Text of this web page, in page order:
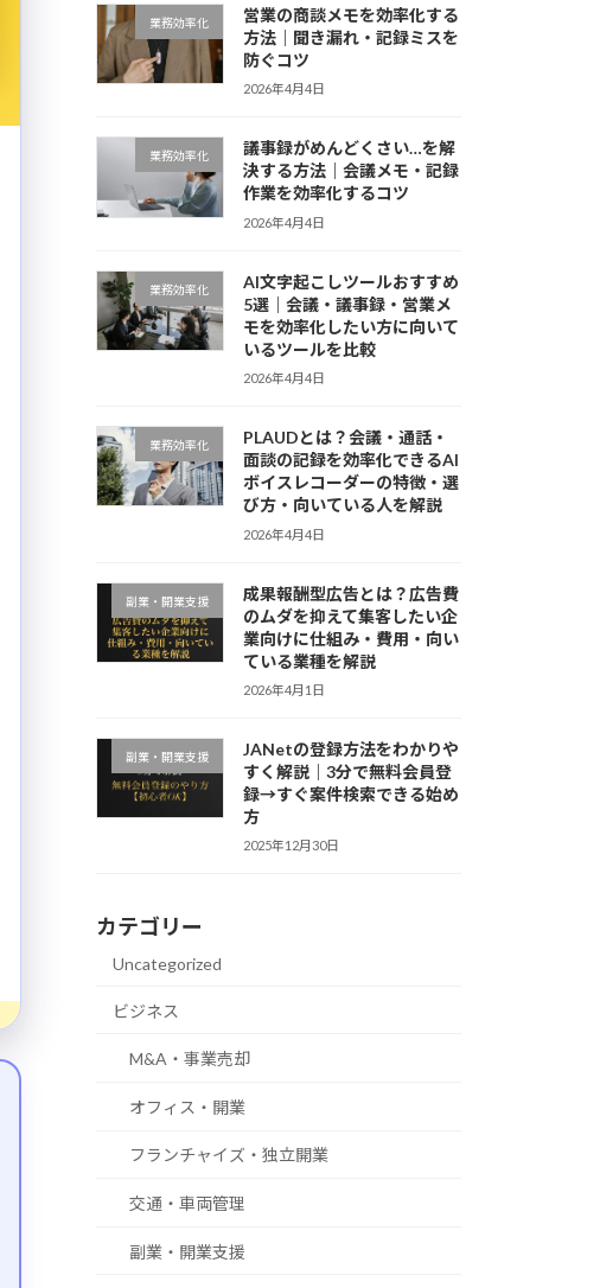
業務効率化
営業の商談メモを効率化する
方法｜聞き漏れ・記録ミスを
防ぐコツ
2026年4月4日
業務効率化
議事録がめんどくさい…を解
決する方法｜会議メモ・記録
作業を効率化するコツ
2026年4月4日
業務効率化
AI文字起こしツールおすすめ
5選｜会議・議事録・営業メ
モを効率化したい方に向いて
いるツールを比較
2026年4月4日
業務効率化
PLAUDとは？会議・通話・
面談の記録を効率化できるAI
ボイスレコーダーの特徴・選
び方・向いている人を解説
2026年4月4日
副業・開業支援
成果報酬型広告とは？広告費
のムダを抑えて集客したい企
業向けに仕組み・費用・向い
ている業種を解説
2026年4月1日
副業・開業支援
JANetの登録方法をわかりや
すく解説｜3分で無料会員登
録→すぐ案件検索できる始め
方
2025年12月30日
カテゴリー
Uncategorized
ビジネス
M&A・事業売却
オフィス・開業
フランチャイズ・独立開業
交通・車両管理
副業・開業支援